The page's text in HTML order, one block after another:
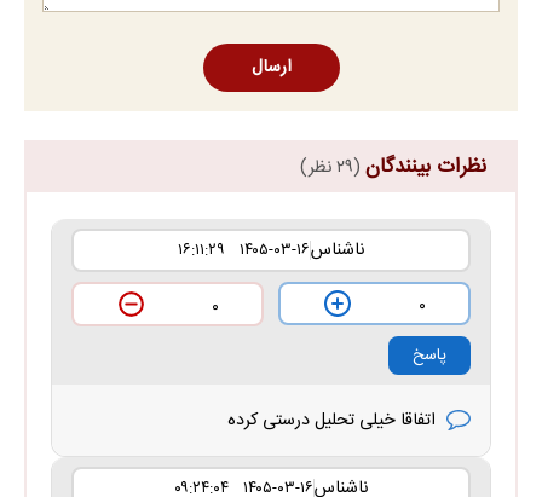
ارسال
نظرات بینندگان (۲۹ نظر)
ناشناس۱۴۰۵-۰۳-۱۶ ۱۶:۱۱:۲۹
۰
۰
پاسخ
اتفاقا خیلی تحلیل درستی کرده
ناشناس۱۴۰۵-۰۳-۱۶ ۰۹:۲۴:۰۴